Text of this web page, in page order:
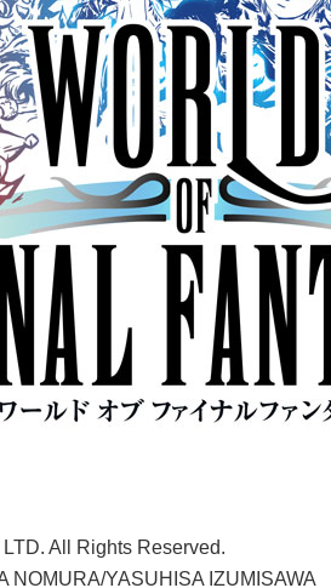
All Rights Reserved.
YASUHISA IZUMISAWA